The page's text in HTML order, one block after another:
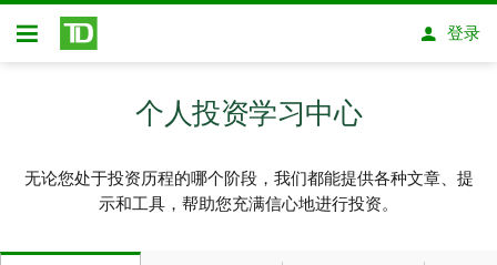
跳转到主要内容
开放式房屋贷款
登录
个人投资学习中心
无论您处于投资历程的哪个阶段，我们都能提供各种文章、提
示和工具，帮助您充满信心地进行投资。